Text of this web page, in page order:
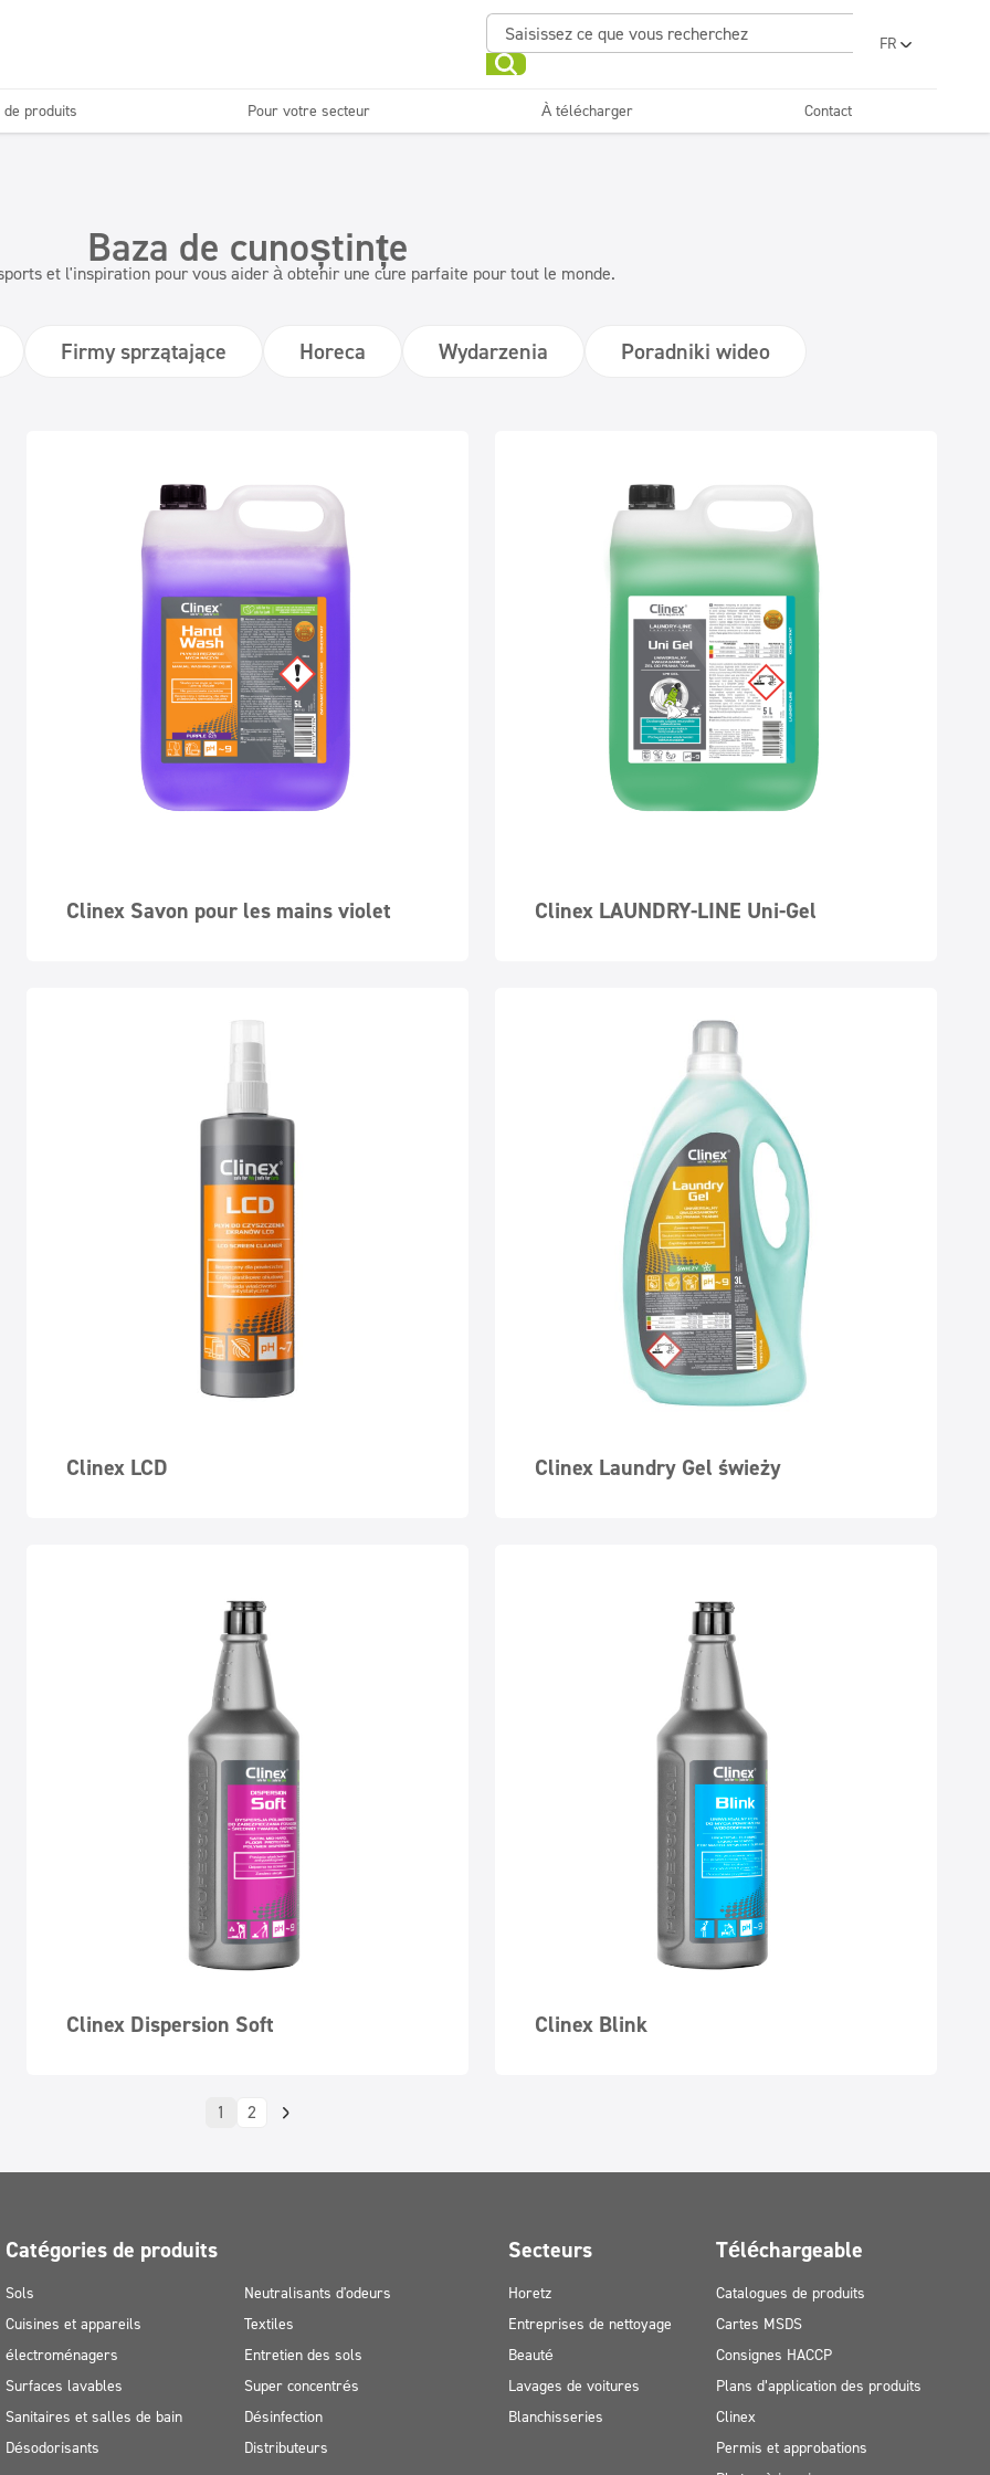
FR
UA
produits
Surfaces lavables Doseurs
Pour votre secteur À télécharger Contact
Baza de cunoștințe
et l'inspiration pour vous aider à obtenir une cure parfaite pour tout le monde.
Firmy sprzątające Horeca Wydarzenia Poradniki wideo
Clinex Savon pour les mains violet Clinex LAUNDRY-LINE Uni-Gel
Clinex LCD Clinex Laundry Gel świeży
Clinex Dispersion Soft Clinex Blink
1 2
Catégories de produits
Sols
Cuisines et appareils
électroménagers
Surfaces lavables
Sanitaires et salles de bain
Désodorisants
Neutralisants d'odeurs
Textiles
Entretien des sols
Super concentrés
Désinfection
Distributeurs
Secteurs
Horetz
Entreprises de nettoyage
Beauté
Lavages de voitures
Blanchisseries
Téléchargeable
Catalogues de produits
Cartes MSDS
Consignes HACCP
Plans d’application des produits
Clinex
Permis et approbations